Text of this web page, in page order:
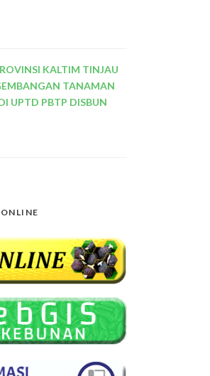
KALTIM TINJAU
TANAMAN
UPTD PBTP DISBUN